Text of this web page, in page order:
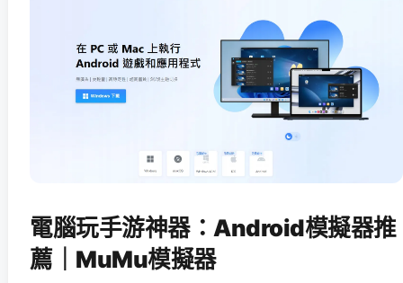
電腦玩手游神器：Android模擬器推
薦｜MuMu模擬器